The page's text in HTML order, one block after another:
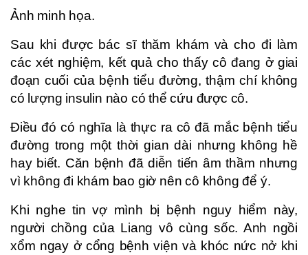
Ảnh minh họa.
Sau khi được bác sĩ thăm khám và cho đi làm
các xét nghiệm, kết quả cho thấy cô đang ở giai
đoạn cuối của bệnh tiểu đường, thậm chí không
có lượng insulin nào có thể cứu được cô.
Điều đó có nghĩa là thực ra cô đã mắc bệnh tiểu
đường trong một thời gian dài nhưng không hề
hay biết. Căn bệnh đã diễn tiến âm thầm nhưng
vì không đi khám bao giờ nên cô không để ý.
Khi nghe tin vợ mình bị bệnh nguy hiểm này,
người chồng của Liang vô cùng sốc. Anh ngồi
xổm ngay ở cổng bệnh viện và khóc nức nở khi